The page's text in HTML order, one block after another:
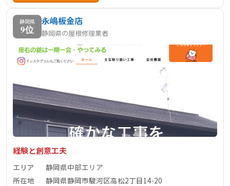
特長です。アフターフォローも万全で、安心して任せられ
る地元密着型の信頼企業です。
静岡県
9位
永嶋板金店
静岡県の屋根修理業者
経験と創意工夫
エリア
静岡県中部エリア
所在地
静岡県静岡市駿河区高松2丁目14-20